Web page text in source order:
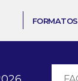
FORMATOS